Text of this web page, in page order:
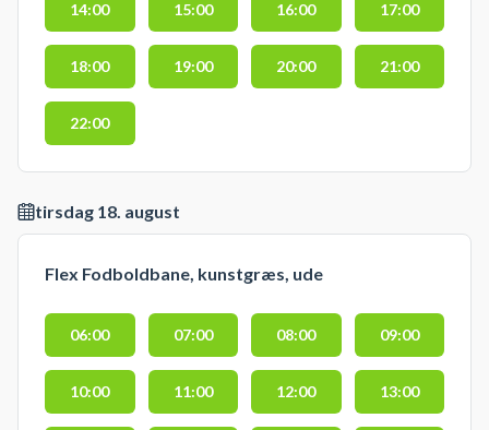
14:00 15:00 16:00 17:00
18:00 19:00 20:00 21:00
22:00
tirsdag 18. august
Flex Fodboldbane, kunstgræs, ude
06:00 07:00 08:00 09:00
10:00 11:00 12:00 13:00